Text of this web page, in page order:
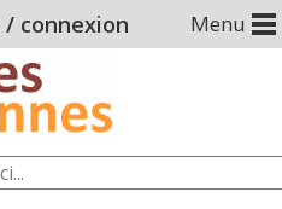
Menu
/ connexion